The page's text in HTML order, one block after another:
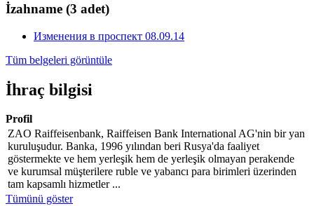
İzahname (3 adet)
Изменения в проспект 08.09.14
Tüm belgeleri görüntüle
İhraç bilgisi
Profil
ZAO Raiffeisenbank, Raiffeisen Bank International AG'nin bir yan
kuruluşudur. Banka, 1996 yılından beri Rusya'da faaliyet
göstermekte ve hem yerleşik hem de yerleşik olmayan perakende
ve kurumsal müşterilere ruble ve yabancı para birimleri üzerinden
tam kapsamlı hizmetler ...
Tümünü göster